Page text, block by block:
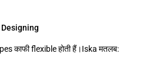
काफी flexible होती हैं।Iska मतलब: